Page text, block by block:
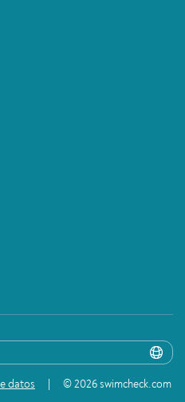
datos © 2026 swimcheck.com